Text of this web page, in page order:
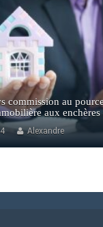
commission au
aux
Alexandre